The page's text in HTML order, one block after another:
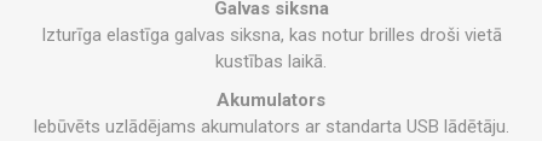
Galvas siksna
Izturīga elastīga galvas siksna, kas notur brilles droši vietā
kustības laikā.
Akumulators
Iebūvēts uzlādējams akumulators ar standarta USB lādētāju.